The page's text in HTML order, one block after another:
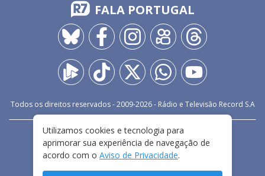
FALA PORTUGAL
Todos os direitos reservados - 2009-2026- Rádio e Televisão Record S.A
FALE CONOSCO
PRIVACIDADE
TERMOS E CONDIÇÕES DE USO
Utilizamos cookies e tecnologia para
aprimorar sua experiência de navegação de
acordo com o Aviso de Privacidade.